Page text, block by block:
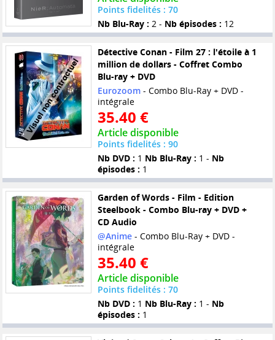
Points fidelités : 70
Nb Blu-Ray : 2 - Nb épisodes : 12
Détective Conan - Film 27 : l'étoile à 1
million de dollars - Coffret Combo
Blu-ray + DVD
Eurozoom- Combo Blu-Ray + DVD -
intégrale
35.40 €
Article disponible
Points fidelités : 90
Nb DVD : 1 Nb Blu-Ray : 1 - Nb
épisodes : 1
Garden of Words - Film - Edition
Steelbook - Combo Blu-ray + DVD +
CD Audio
@Anime- Combo Blu-Ray + DVD -
intégrale
35.40 €
Article disponible
Points fidelités : 70
Nb DVD : 1 Nb Blu-Ray : 1 - Nb
épisodes : 1